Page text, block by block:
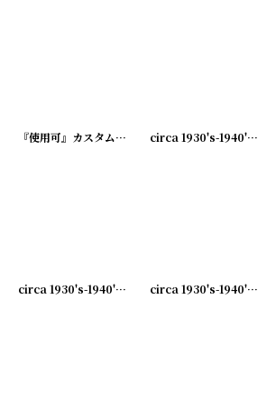
[
『使用可』カスタム加工済 TEXACOアドバタイジング ビンテージボールペン circa 1930's-1940's Advertising Bill Hook PHOENIX ... アドバタイジング フック 伝票ホルダー
circa 1930's-1940's Advertising Bill Hook WOLFSON AND CO... アドバタイジング フック 伝票ホルダー circa 1930's-1940's Advertising Bill Hook A.B.BLOMQUIST &CO... アドバタイジング フック 伝票ホルダー